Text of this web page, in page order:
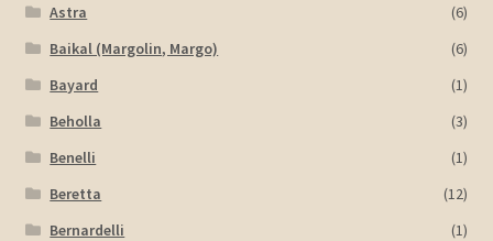
Astra
(6)
Baikal (Margolin, Margo)
(6)
Bayard
(1)
Beholla
(3)
Benelli
(1)
Beretta
(12)
Bernardelli
(1)